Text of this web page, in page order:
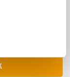
geregeld is,
gewoon eens